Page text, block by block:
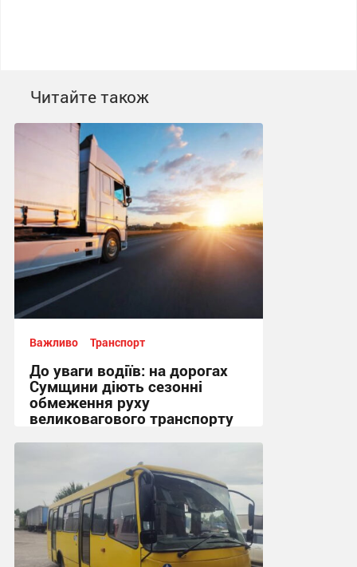
Читайте також
Важливо Транспорт
До уваги водіїв: на дорогах
Сумщини діють сезонні
обмеження руху
великовагового транспорту